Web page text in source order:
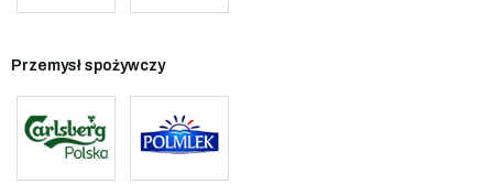
Przemysł spożywczy